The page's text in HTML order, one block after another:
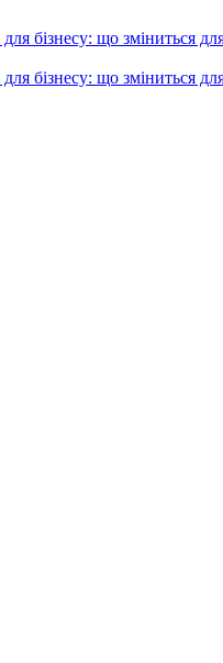
бізнесу: що зміниться для
бізнесу: що зміниться для